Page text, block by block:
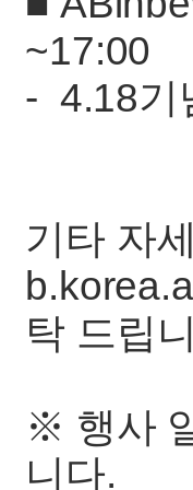
~17:00
- 4.18기
기타 자
탁 드립
※ 행사
니다.